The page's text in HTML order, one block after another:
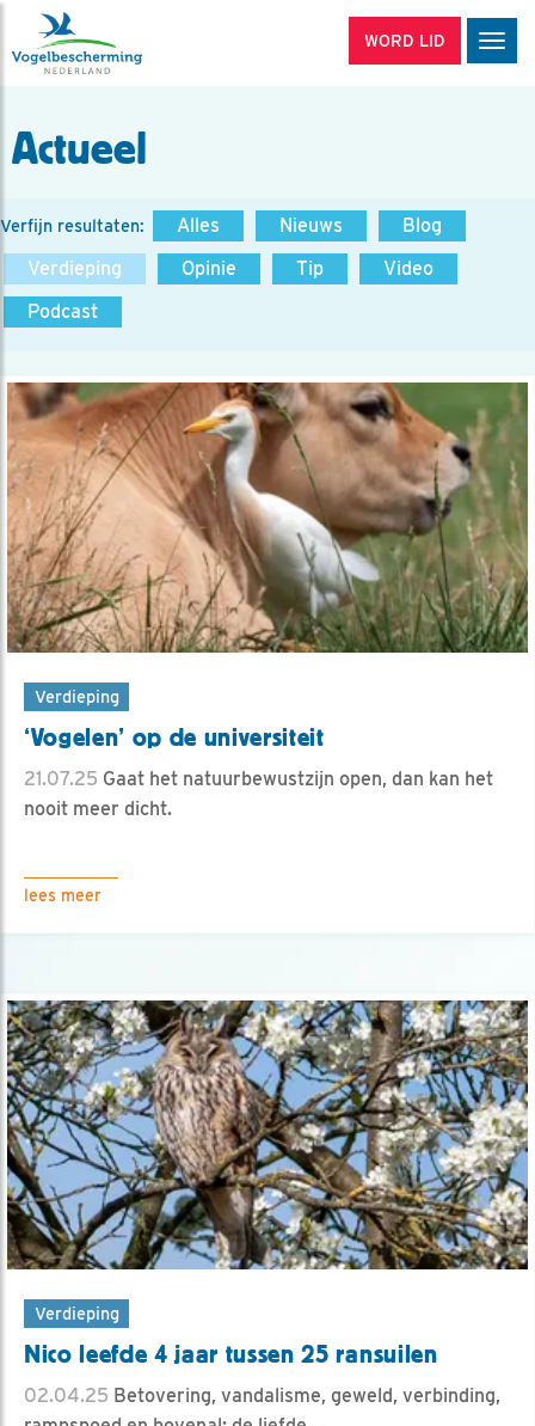
WORD LID
Actueel
Verfijn resultaten: Alles Nieuws
Blog
Verdieping
Opinie Tip
Video
Podcast
Verdieping
‘Vogelen’ op de universiteit
21.07.25 Gaat het natuurbewustzijn open, dan kan het
nooit meer dicht.
lees meer
Verdieping
Nico leefde 4 jaar tussen 25 ransuilen
02.04.25 Betovering, vandalisme, geweld, verbinding,